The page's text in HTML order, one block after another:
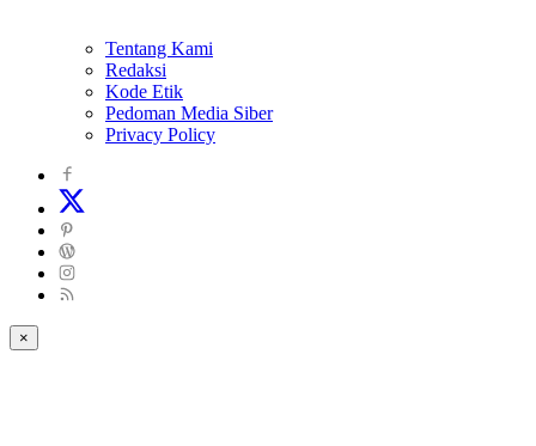
Tentang Kami
Redaksi
Kode Etik
Pedoman Media Siber
Privacy Policy
×